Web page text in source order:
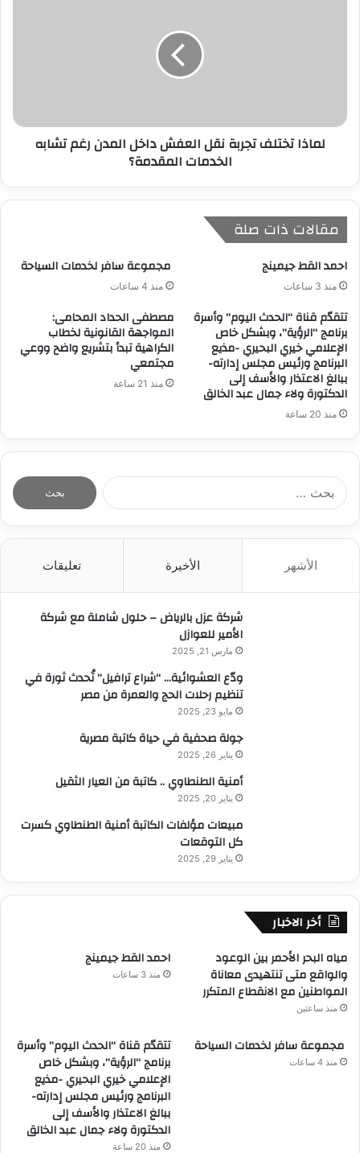
لماذا تختلف تجربة نقل العفش داخل المدن رغم تشابه
الخدمات المقدمة؟
مقالات ذات صلة
احمد القط جيمينج
منذ 3 ساعات
مجموعة سافر لخدمات السياحة
منذ 4 ساعات
تتقدّم قناة “الحدث اليوم” وأسرة
برنامج “الرؤية”، وبشكل خاص
الإعلامي خيري البحيري -مذيع
البرنامج ورئيس مجلس إدارته-
ببالغ الاعتذار والأسف إلى
الدكتورة ولاء جمال عبد الخالق
منذ 20 ساعة
مصطفى الحداد المحامى:
المواجهة القانونية لخطاب
الكراهية تبدأ بتشريع واضح ووعي
مجتمعي
منذ 21 ساعة
الأشهر الأخيرة تعليقات
شركة عزل بالرياض – حلول شاملة مع شركة
الأمير للعوازل
مارس 21, 2025
ودّع العشوائية… “شراع ترافيل” تُحدث ثورة في
تنظيم رحلات الحج والعمرة من مصر
مايو 23, 2025
جولة صحفية في حياة كاتبة مصرية
يناير 26, 2025
أمنية الطنطاوي .. كاتبة من العيار الثقيل
يناير 20, 2025
مبيعات مؤلفات الكاتبة أمنية الطنطاوي كسرت
كل التوقعات
يناير 29, 2025
أخر الاخبار
مياه البحر الأحمر بين الوعود
والواقع متى تنتهيدى معاناة
المواطنين مع الانقطاع المتكرر
منذ ساعتين
احمد القط جيمينج
منذ 3 ساعات
مجموعة سافر لخدمات السياحة
منذ 4 ساعات
تتقدّم قناة “الحدث اليوم” وأسرة
برنامج “الرؤية”، وبشكل خاص
الإعلامي خيري البحيري -مذيع
البرنامج ورئيس مجلس إدارته-
ببالغ الاعتذار والأسف إلى
الدكتورة ولاء جمال عبد الخالق
منذ 20 ساعة